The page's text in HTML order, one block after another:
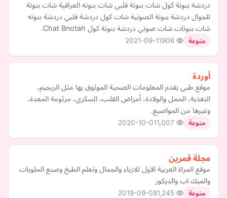
دردشة بنوتة كول شات بنوتة قلبي شات بنوته العراقية شات بنوتة
للجوال دردشة بنوتة الصوتية شات كول دردشة قلبي دردشة بنوته
شات بنوتات شات صوتي دردشة بنوتة كول Chat Bnotah.
منوعة 2021-09-11
أوردة
موقع طبي يقدم المعلومات الصحية الموثوق بها مثل الريجيم،
التغذية، الحمل والولادة، أمراض القلب، السكري، جرثومة المعدة،
وغيرها من المواضيع.
منوعة 2020-10-01
مجلة قمرين
موقع المراة العربية الاول للازياء والجمال وتعلم الطبخ وصنع الحلويات
والميك اب والديكور
منوعة 2019-09-08